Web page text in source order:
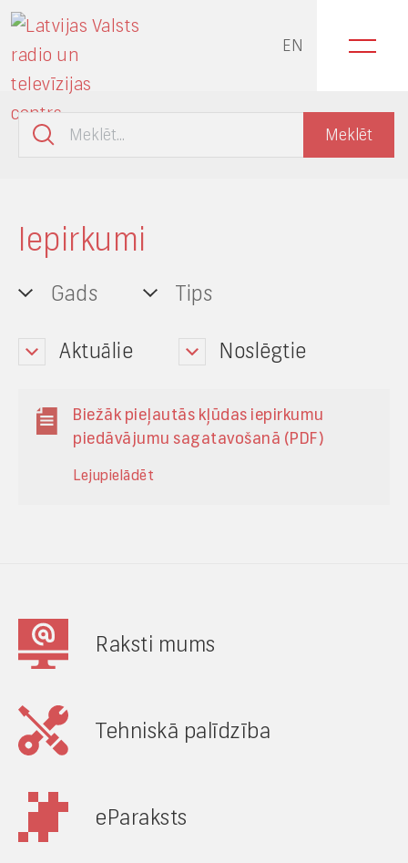
EN
Iepirkumi
Gads Tips
Aktuālie Noslēgtie
Biežāk pieļautās kļūdas iepirkumu
piedāvājumu sagatavošanā (PDF)
Lejupielādēt
Raksti mums
Tehniskā palīdzība
eParaksts